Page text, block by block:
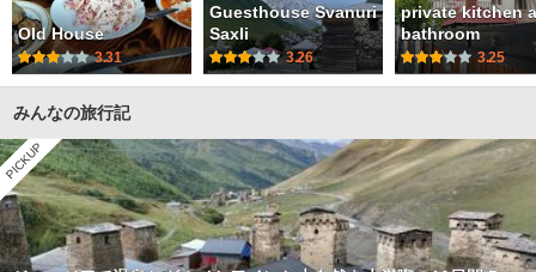
Old House
3.31
Guesthouse Svanuri
Saxli
3.26
private kitchen
bathroom
3.25
みんなの旅行記
PICKUP